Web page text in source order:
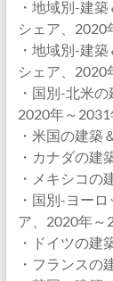
・地域別-建
シェア、2020
・地域別-建
シェア、2020
・国別-北米
2020年～
・米国の建築
・カナダの建
・メキシコの
・国別-ヨー
ア、2020年～
・ドイツの建
・フランスの